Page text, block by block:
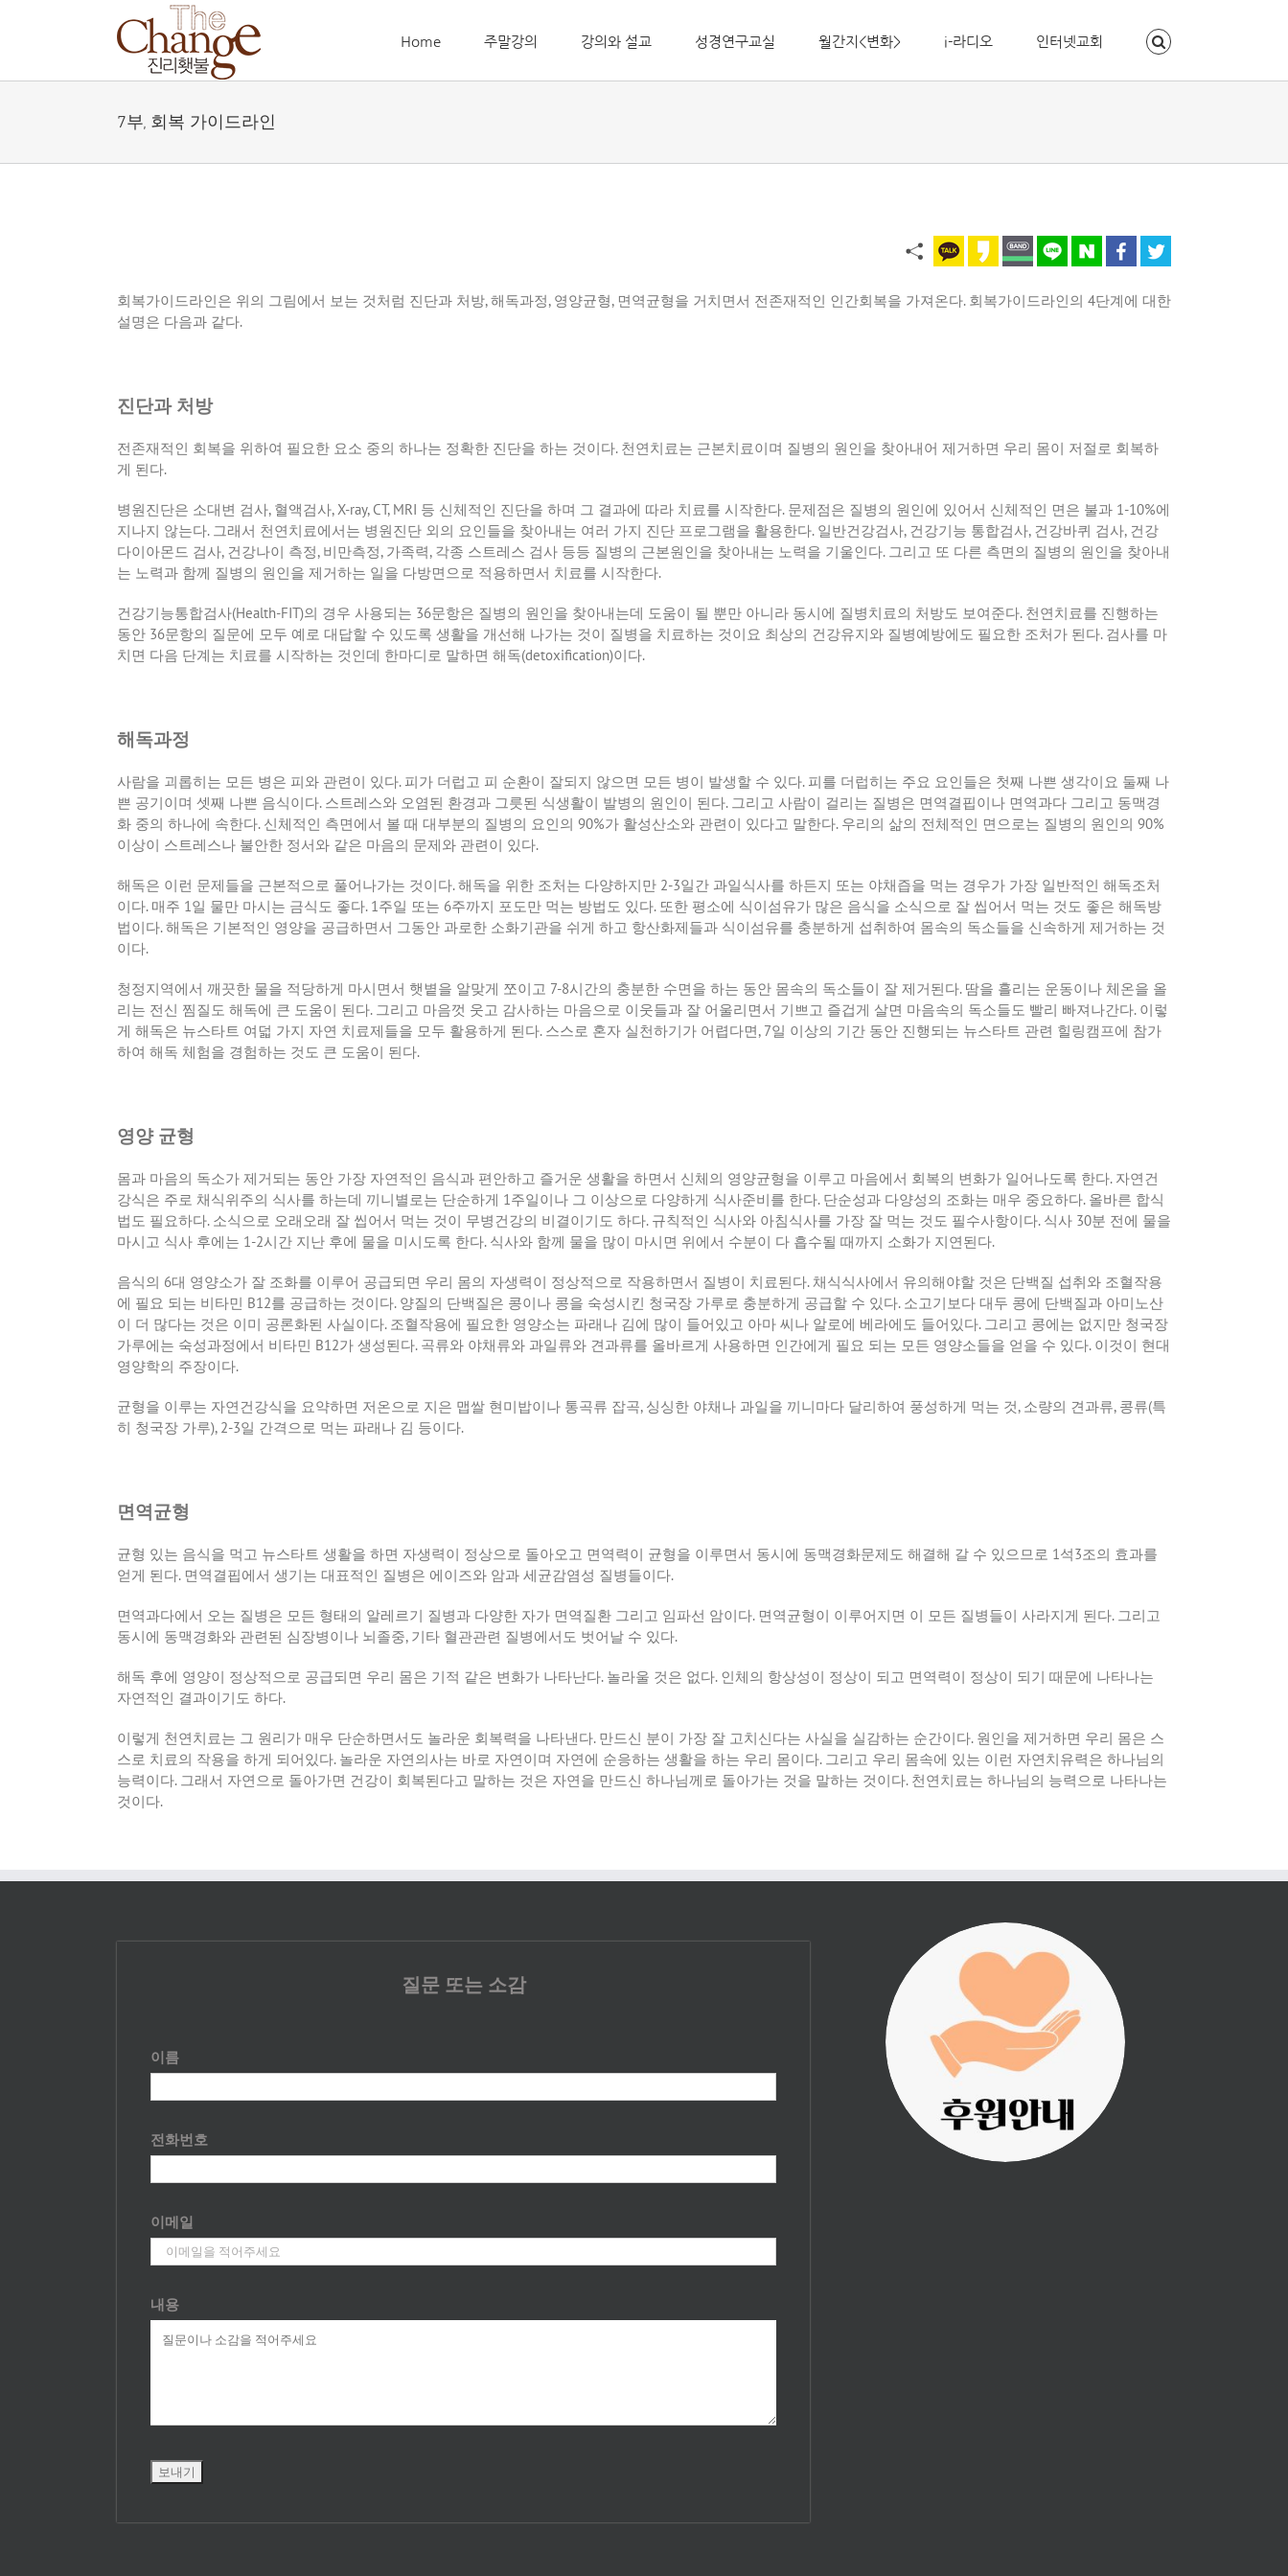
Home 주말강의 강의와 설교 성경연구교실 월간지<변화> i-라디오 인터넷교회
7부, 회복 가이드라인
회복가이드라인은 위의 그림에서 보는 것처럼 진단과 처방,해독과정, 영양균형, 면역균형을 거치면서 전존재적인 인간회복을 가져온다. 회복가이드라인의 4단계에 대한
설명은 다음과 같다.
진단과 처방
전존재적인 회복을 위하여 필요한 요소 중의 하나는 정확한 진단을 하는 것이다. 천연치료는 근본치료이며 질병의 원인을 찾아내어 제거하면 우리 몸이 저절로 회복하
게 된다.
병원진단은 소대변 검사, 혈액검사, X-ray, CT, MRI 등 신체적인 진단을 하며 그 결과에 따라 치료를 시작한다. 문제점은 질병의 원인에 있어서 신체적인 면은 불과 1-10%에
지나지 않는다. 그래서 천연치료에서는 병원진단 외의 요인들을 찾아내는 여러 가지 진단 프로그램을 활용한다. 일반건강검사, 건강기능 통합검사, 건강바퀴 검사, 건강
다이아몬드 검사, 건강나이 측정, 비만측정, 가족력, 각종 스트레스 검사 등등 질병의 근본원인을 찾아내는 노력을 기울인다. 그리고 또 다른 측면의 질병의 원인을 찾아내
는 노력과 함께 질병의 원인을 제거하는 일을 다방면으로 적용하면서 치료를 시작한다.
건강기능통합검사(Health-FIT)의 경우 사용되는 36문항은 질병의 원인을 찾아내는데 도움이 될 뿐만 아니라 동시에 질병치료의 처방도 보여준다. 천연치료를 진행하는
동안 36문항의 질문에 모두 예로 대답할 수 있도록 생활을 개선해 나가는 것이 질병을 치료하는 것이요 최상의 건강유지와 질병예방에도 필요한 조처가 된다. 검사를 마
치면 다음 단계는 치료를 시작하는 것인데 한마디로 말하면 해독(detoxification)이다.
해독과정
사람을 괴롭히는 모든 병은 피와 관련이 있다. 피가 더럽고 피 순환이 잘되지 않으면 모든 병이 발생할 수 있다. 피를 더럽히는 주요 요인들은 첫째 나쁜 생각이요 둘째 나
쁜 공기이며 셋째 나쁜 음식이다. 스트레스와 오염된 환경과 그릇된 식생활이 발병의 원인이 된다. 그리고 사람이 걸리는 질병은 면역결핍이나 면역과다 그리고 동맥경
화 중의 하나에 속한다. 신체적인 측면에서 볼 때 대부분의 질병의 요인의 90%가 활성산소와 관련이 있다고 말한다. 우리의 삶의 전체적인 면으로는 질병의 원인의 90%
이상이 스트레스나 불안한 정서와 같은 마음의 문제와 관련이 있다.
해독은 이런 문제들을 근본적으로 풀어나가는 것이다.해독을 위한 조처는 다양하지만 2-3일간 과일식사를 하든지 또는 야채즙을 먹는 경우가 가장 일반적인 해독조처
이다. 매주 1일 물만 마시는 금식도 좋다. 1주일 또는 6주까지 포도만 먹는 방법도 있다. 또한 평소에 식이섬유가 많은 음식을 소식으로 잘 씹어서 먹는 것도 좋은 해독방
법이다.해독은 기본적인 영양을 공급하면서 그동안 과로한 소화기관을 쉬게 하고 항산화제들과 식이섬유를 충분하게 섭취하여 몸속의 독소들을 신속하게 제거하는 것
이다.
청정지역에서 깨끗한 물을 적당하게 마시면서 햇볕을 알맞게 쪼이고 7-8시간의 충분한 수면을 하는 동안 몸속의 독소들이 잘 제거된다. 땀을 흘리는 운동이나 체온을 올
리는 전신 찜질도 해독에 큰 도움이 된다. 그리고 마음껏 웃고 감사하는 마음으로 이웃들과 잘 어울리면서 기쁘고 즐겁게 살면 마음속의 독소들도 빨리 빠져나간다. 이렇
게 해독은 뉴스타트 여덟 가지 자연 치료제들을 모두 활용하게 된다. 스스로 혼자 실천하기가 어렵다면, 7일 이상의 기간 동안 진행되는 뉴스타트 관련 힐링캠프에 참가
하여 해독 체험을 경험하는 것도 큰 도움이 된다.
영양 균형
몸과 마음의 독소가 제거되는 동안 가장 자연적인 음식과 편안하고 즐거운 생활을 하면서 신체의 영양균형을 이루고 마음에서 회복의 변화가 일어나도록 한다. 자연건
강식은 주로 채식위주의 식사를 하는데 끼니별로는 단순하게 1주일이나 그 이상으로 다양하게 식사준비를 한다. 단순성과 다양성의 조화는 매우 중요하다. 올바른 합식
법도 필요하다. 소식으로 오래오래 잘 씹어서 먹는 것이 무병건강의 비결이기도 하다. 규칙적인 식사와 아침식사를 가장 잘 먹는 것도 필수사항이다. 식사 30분 전에 물을
마시고 식사 후에는 1-2시간 지난 후에 물을 미시도록 한다. 식사와 함께 물을 많이 마시면 위에서 수분이 다 흡수될 때까지 소화가 지연된다.
음식의 6대 영양소가 잘 조화를 이루어 공급되면 우리 몸의 자생력이 정상적으로 작용하면서 질병이 치료된다.채식식사에서 유의해야할 것은 단백질 섭취와 조혈작용
에 필요 되는 비타민 B12를 공급하는 것이다. 양질의 단백질은 콩이나 콩을 숙성시킨 청국장 가루로 충분하게 공급할 수 있다. 소고기보다 대두 콩에 단백질과 아미노산
이 더 많다는 것은 이미 공론화된 사실이다. 조혈작용에 필요한 영양소는 파래나 김에 많이 들어있고 아마 씨나 알로에 베라에도 들어있다. 그리고 콩에는 없지만 청국장
가루에는 숙성과정에서 비타민 B12가 생성된다. 곡류와 야채류와 과일류와 견과류를 올바르게 사용하면 인간에게 필요 되는 모든 영양소들을 얻을 수 있다. 이것이 현대
영양학의 주장이다.
균형을 이루는 자연건강식을 요약하면 저온으로 지은 맵쌀 현미밥이나 통곡류 잡곡, 싱싱한 야채나 과일을 끼니마다 달리하여 풍성하게 먹는 것, 소량의 견과류, 콩류(특
히 청국장 가루), 2-3일 간격으로 먹는 파래나 김 등이다.
면역균형
균형 있는 음식을 먹고 뉴스타트 생활을 하면 자생력이 정상으로 돌아오고 면역력이 균형을 이루면서 동시에 동맥경화문제도 해결해 갈 수 있으므로 1석3조의 효과를
얻게 된다. 면역결핍에서 생기는 대표적인 질병은 에이즈와 암과 세균감염성 질병들이다.
면역과다에서 오는 질병은 모든 형태의 알레르기 질병과 다양한 자가 면역질환 그리고 임파선 암이다. 면역균형이 이루어지면 이 모든 질병들이 사라지게 된다. 그리고
동시에 동맥경화와 관련된 심장병이나 뇌졸중, 기타 혈관관련 질병에서도 벗어날 수 있다.
해독 후에 영양이 정상적으로 공급되면 우리 몸은 기적 같은 변화가 나타난다. 놀라울 것은 없다. 인체의 항상성이 정상이 되고 면역력이 정상이 되기 때문에 나타나는
자연적인 결과이기도 하다.
이렇게 천연치료는 그 원리가 매우 단순하면서도 놀라운 회복력을 나타낸다. 만드신 분이 가장 잘 고치신다는 사실을 실감하는 순간이다. 원인을 제거하면 우리 몸은 스
스로 치료의 작용을 하게 되어있다. 놀라운 자연의사는 바로 자연이며 자연에 순응하는 생활을 하는 우리 몸이다. 그리고 우리 몸속에 있는 이런 자연치유력은 하나님의
능력이다. 그래서 자연으로 돌아가면 건강이 회복된다고 말하는 것은 자연을 만드신 하나님께로 돌아가는 것을 말하는 것이다. 천연치료는 하나님의 능력으로 나타나는
것이다.
질문 또는 소감
이름
전화번호
이메일
내용
진리횃불 사역은 여러분
의 후원으로 이루어집니
다.